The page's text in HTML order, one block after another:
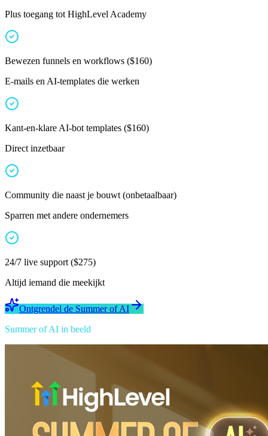
Plus toegang tot HighLevel Academy
Bewezen funnels en workflows ($160)
E-mails en AI-templates die werken
Kant-en-klare AI-bot templates ($160)
Direct inzetbaar
Community die naast je bouwt (onbetaalbaar)
Sparren met andere ondernemers
24/7 live support ($275)
Altijd iemand die meekijkt
Ontgrendel de Summer of AI
Summer of AI in beeld